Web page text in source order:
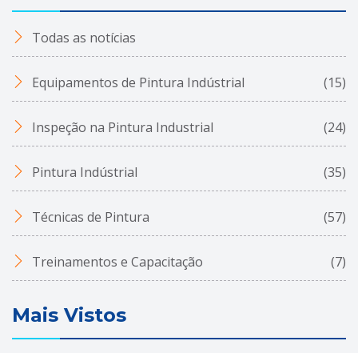
Todas as notícias
Equipamentos de Pintura Indústrial (15)
Inspeção na Pintura Industrial (24)
Pintura Indústrial (35)
Técnicas de Pintura (57)
Treinamentos e Capacitação (7)
Mais Vistos